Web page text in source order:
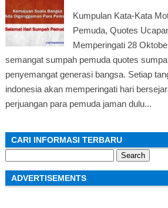
Kumpulan Kata-Kata
Pemuda, Quotes
Memperingati 28
semangat sumpah pemuda quotes
penyemangat generasi bangsa. Setiap
indonesia akan memperingati hari
perjuangan para pemuda jaman dulu...
CARI INFORMASI TERBARU
for:
ADVERTISEMENTS